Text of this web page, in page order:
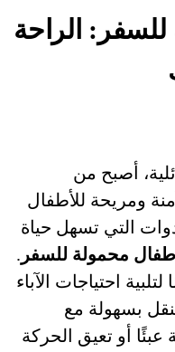
الراحة
أصبح من
ومريحة للأطفال
التي تسهل حياة
محمولة للسفر .
احتياجات الآباء
بسهولة مع
أو تعيق الحركة